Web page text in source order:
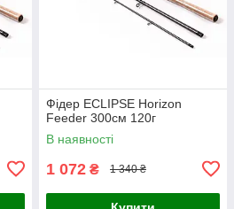
Фідер ECLIPSE Horizon
Feeder 300см 120г
В наявності
1 072 ₴ 1 340 ₴